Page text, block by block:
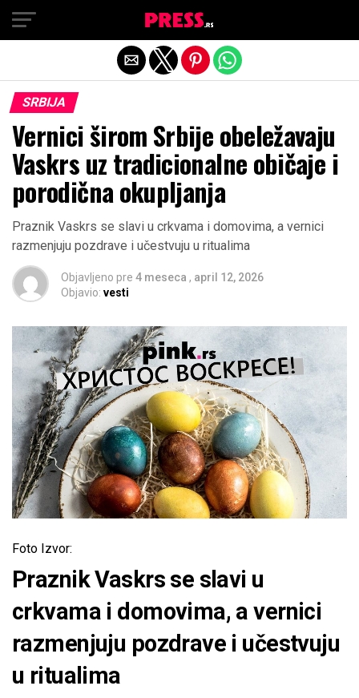
SRBIJA
Vernici širom Srbije obeležavaju
Vaskrs uz tradicionalne običaje i
porodična okupljanja
Praznik Vaskrs se slavi u crkvama i domovima, a vernici
razmenjuju pozdrave i učestvuju u ritualima
Objavljeno pre 4 meseca , april 12, 2026
Objavio: vesti
Foto Izvor:
Praznik Vaskrs se slavi u
crkvama i domovima, a vernici
razmenjuju pozdrave i učestvuju
u ritualima
Exit mobile version